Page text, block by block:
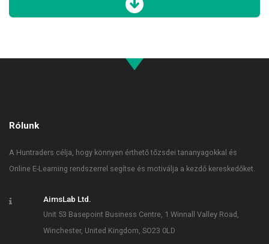
Rólunk
A Huntraders célja, hogy könnyen érthető tőzsdei tananyagokkal és
Online E-Learning rendszerrel segítse és motiválja a kezdő kereskedőket.
AimsLab Ltd.
Unit 53 Basepoint Business Centre, 1 Winnall Valley Road,
Winchester, United Kingdom, SO23 0LD